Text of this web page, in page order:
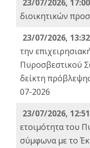
23/07/2026,
διοικητικών
23/07/2026,
την
Πυροσβεστικού
δείκτη
07-2026
23/07/2026,
ετοιμότητα του
σύμφωνα με το